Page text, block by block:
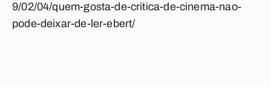
9/02/04/quem-gosta-de-critica-de-cinema-nao-
pode-deixar-de-ler-ebert/